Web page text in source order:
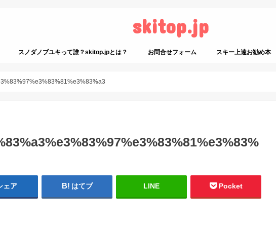
skitop.jp
スノダノブユキって誰？skitop.jpとは？ お問合せフォーム スキー上達お勧め本
ェア はてブ LINE Pocket